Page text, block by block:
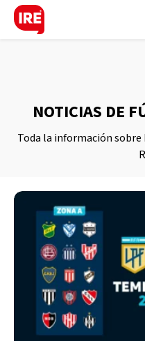
NOTICIAS DE
Toda la información